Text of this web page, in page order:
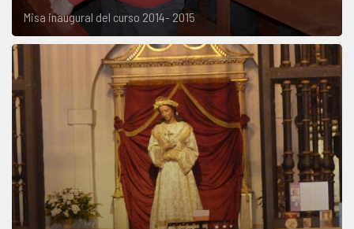
Misa inaugural del curso 2014- 2015